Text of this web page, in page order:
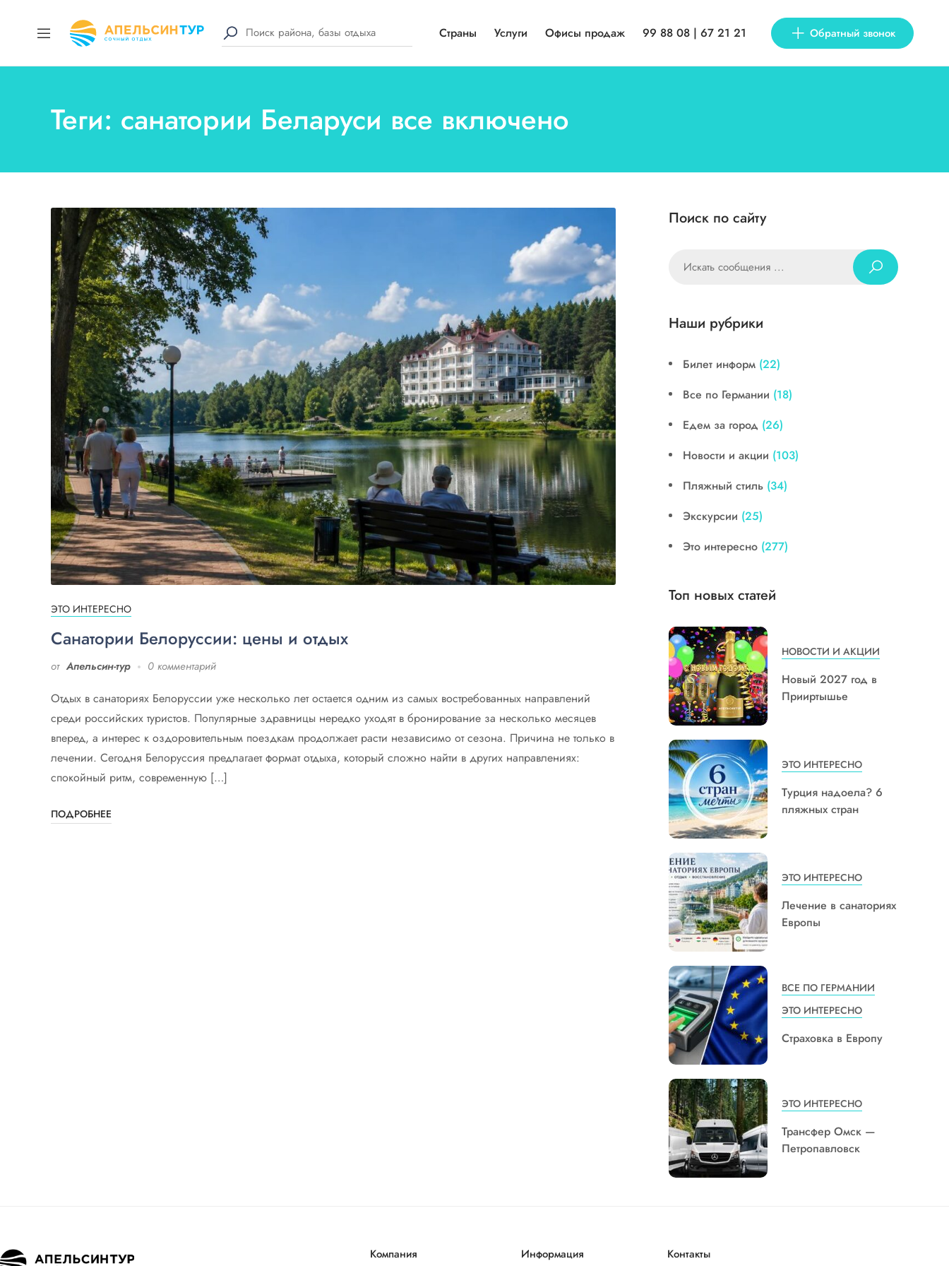
Страны Услуги Офисы продаж 99 88 08 | 67 21 21 Обратный звонок
Теги: санатории Беларуси все включено
ЭТО ИНТЕРЕСНО
Санатории Белоруссии: цены и отдых
от Апельсин-тур 0 комментарий
Отдых в санаториях Белоруссии уже несколько лет остается одним из самых востребованных направлений
среди российских туристов. Популярные здравницы нередко уходят в бронирование за несколько месяцев
вперед, а интерес к оздоровительным поездкам продолжает расти независимо от сезона. Причина не только в
лечении. Сегодня Белоруссия предлагает формат отдыха, который сложно найти в других направлениях:
спокойный ритм, современную […]
ПОДРОБНЕЕ
Поиск по сайту
Наши рубрики
Билет информ (22)
Все по Германии (18)
Едем за город (26)
Новости и акции (103)
Пляжный стиль (34)
Экскурсии (25)
Это интересно (277)
Топ новых статей
НОВОСТИ И АКЦИИ
Новый 2027 год в
Прииртышье
ЭТО ИНТЕРЕСНО
Турция надоела? 6
пляжных стран
ЭТО ИНТЕРЕСНО
Лечение в санаториях
Европы
ВСЕ ПО ГЕРМАНИИ
ЭТО ИНТЕРЕСНО
Страховка в Европу
ЭТО ИНТЕРЕСНО
Трансфер Омск —
Петропавловск
Компания Информация Контакты